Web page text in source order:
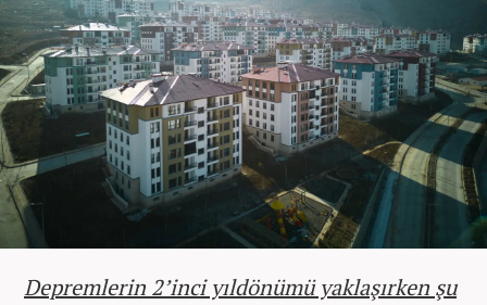
Depremlerin 2’inci yıldönümü yaklaşırken şu